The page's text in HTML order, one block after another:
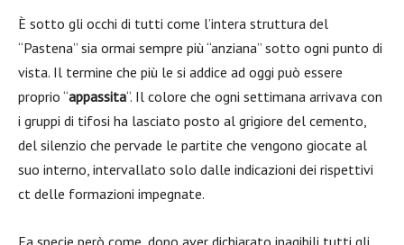
È sotto gli occhi di tutti come l’intera struttura del
“Pastena” sia ormai sempre più “anziana” sotto ogni punto di
vista. Il termine che più le si addice ad oggi può essere
proprio “appassita“. Il colore che ogni settimana arrivava con
i gruppi di tifosi ha lasciato posto al grigiore del cemento,
del silenzio che pervade le partite che vengono giocate al
suo interno, intervallato solo dalle indicazioni dei rispettivi
ct delle formazioni impegnate.
Fa specie però come, dopo aver dichiarato inagibili tutti gli